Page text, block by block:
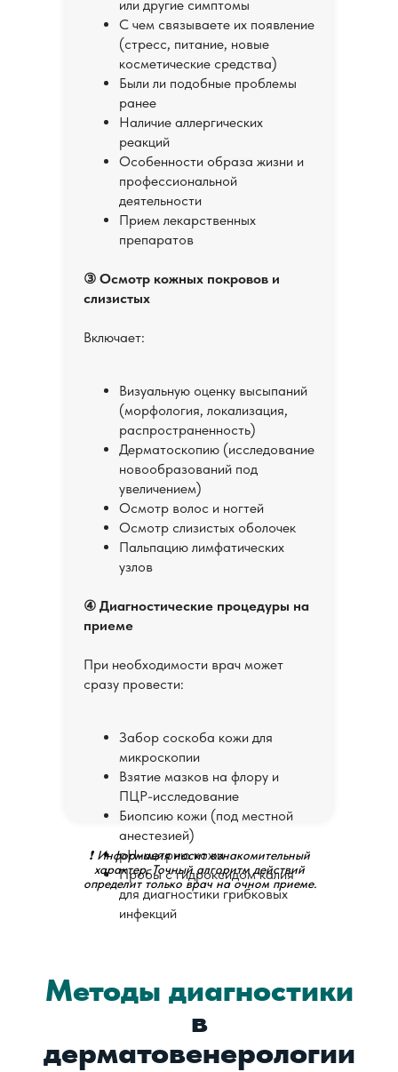
или другие симптомы
С чем связываете их появление
(стресс, питание, новые
косметические средства)
Были ли подобные проблемы
ранее
Наличие аллергических
реакций
Особенности образа жизни и
профессиональной
деятельности
Прием лекарственных
препаратов
③ Осмотр кожных покровов и
слизистых
Включает:
Визуальную оценку высыпаний
(морфология, локализация,
распространенность)
Дерматоскопию (исследование
новообразований под
увеличением)
Осмотр волос и ногтей
Осмотр слизистых оболочек
Пальпацию лимфатических
узлов
④ Диагностические процедуры на
приеме
При необходимости врач может
сразу провести:
Забор соскоба кожи для
микроскопии
Взятие мазков на флору и
ПЦР-исследование
Биопсию кожи (под местной
анестезией)
pH-метрию кожи
Пробы с гидроксидом калия
для диагностики грибковых
инфекций
❗ Информация носит ознакомительный
характер. Точный алгоритм действий
определит только врач на очном приеме.
Методы диагностики
в
дерматовенерологии